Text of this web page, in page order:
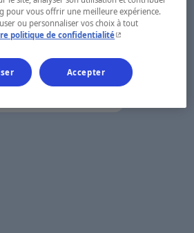
pour vous offrir une meilleure expérience.
ou personnaliser vos choix à tout
politique de confidentialité- Cet hyperlien
Accepter